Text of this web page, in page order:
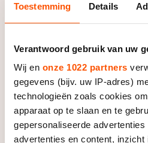
Toestemming Details
Verantwoord gebruik van uw
Wij en onze 1022 partners
gegevens (bijv. uw IP-adres)
technologieën zoals cookies
apparaat op te slaan en te
gepersonaliseerde
advertenties en content, inzicht
Snellink even uitblazen. | Foto:
Tijdens het EK langebaan
een valpartij, maar daarna
juist de opbouw richting haar
analyseerde haar fouten,